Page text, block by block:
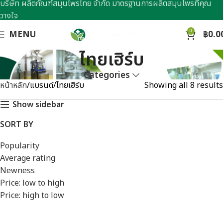
MENU 0 ฿
ไทยเฮิร์บ
Categories
หน้าหลัก แบรนด์ ไทยเฮิร์บ
Showing all 8 results
Show sidebar
SORT BY
Popularity
Average rating
Newness
Price: low to high
Price: high to low
บริษัท ผลิตภัณฑ์สมุนไพรไทย จำกัด มาตรฐานการผลิตสมุนไพรที่คุณ
วางใจ